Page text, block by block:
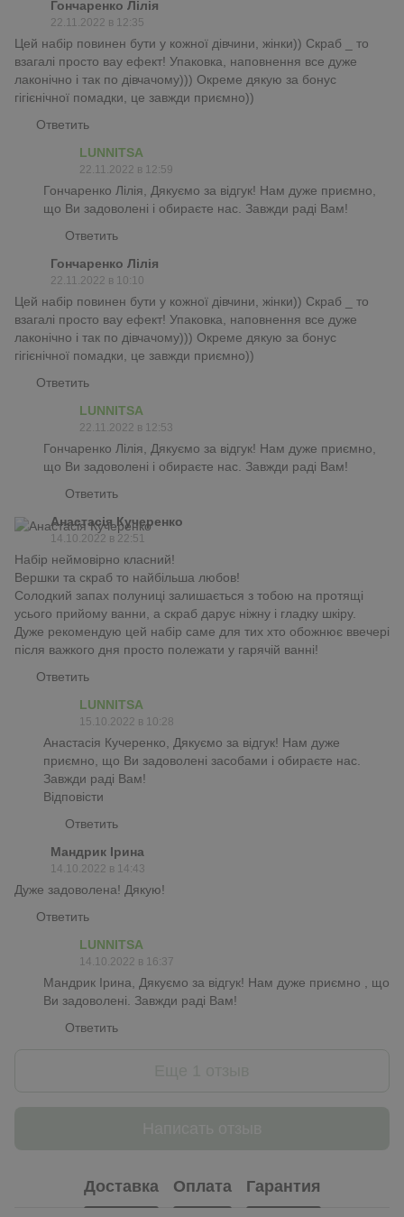
Гончаренко Лілія
22.11.2022 в 12:35
Цей набір повинен бути у кожної дівчини, жінки)) Скраб _ то
взагалі просто вау ефект! Упаковка, наповнення все дуже
лаконічно і так по дівчачому))) Окреме дякую за бонус
гігієнічної помадки, це завжди приємно))
Ответить
LUNNITSA
22.11.2022 в 12:59
Гончаренко Лілія, Дякуємо за відгук! Нам дуже приємно,
що Ви задоволені і обираєте нас. Завжди раді Вам!
Ответить
Гончаренко Лілія
22.11.2022 в 10:10
Цей набір повинен бути у кожної дівчини, жінки)) Скраб _ то
взагалі просто вау ефект! Упаковка, наповнення все дуже
лаконічно і так по дівчачому))) Окреме дякую за бонус
гігієнічної помадки, це завжди приємно))
Ответить
LUNNITSA
22.11.2022 в 12:53
Гончаренко Лілія, Дякуємо за відгук! Нам дуже приємно,
що Ви задоволені і обираєте нас. Завжди раді Вам!
Ответить
Анастасія Кучеренко
14.10.2022 в 22:51
Набір неймовірно класний!
Вершки та скраб то найбільша любов!
Солодкий запах полуниці залишається з тобою на протящі
усього прийому ванни, а скраб дарує ніжну і гладку шкіру.
Дуже рекомендую цей набір саме для тих хто обожнює ввечері
після важкого дня просто полежати у гарячій ванні!
Ответить
LUNNITSA
15.10.2022 в 10:28
Анастасія Кучеренко, Дякуємо за відгук! Нам дуже
приємно, що Ви задоволені засобами і обираєте нас.
Завжди раді Вам!
Відповісти
Ответить
Мандрик Ірина
14.10.2022 в 14:43
Дуже задоволена! Дякую!
Ответить
LUNNITSA
14.10.2022 в 16:37
Мандрик Ірина, Дякуємо за відгук! Нам дуже приємно , що
Ви задоволені. Завжди раді Вам!
Ответить
Доставка Оплата Гарантия